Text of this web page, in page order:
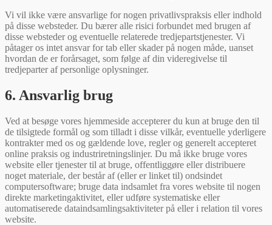
Vi vil ikke være ansvarlige for nogen privatlivspraksis eller indhold
på disse websteder. Du bærer alle risici forbundet med brugen af
disse websteder og eventuelle relaterede tredjepartstjenester. Vi
påtager os intet ansvar for tab eller skader på nogen måde, uanset
hvordan de er forårsaget, som følge af din videregivelse til
tredjeparter af personlige oplysninger.
6. Ansvarlig brug
Ved at besøge vores hjemmeside accepterer du kun at bruge den til
de tilsigtede formål og som tilladt i disse vilkår, eventuelle yderligere
kontrakter med os og gældende love, regler og generelt accepteret
online praksis og industriretningslinjer. Du må ikke bruge vores
website eller tjenester til at bruge, offentliggøre eller distribuere
noget materiale, der består af (eller er linket til) ondsindet
computersoftware; bruge data indsamlet fra vores website til nogen
direkte marketingaktivitet, eller udføre systematiske eller
automatiserede dataindsamlingsaktiviteter på eller i relation til vores
website.